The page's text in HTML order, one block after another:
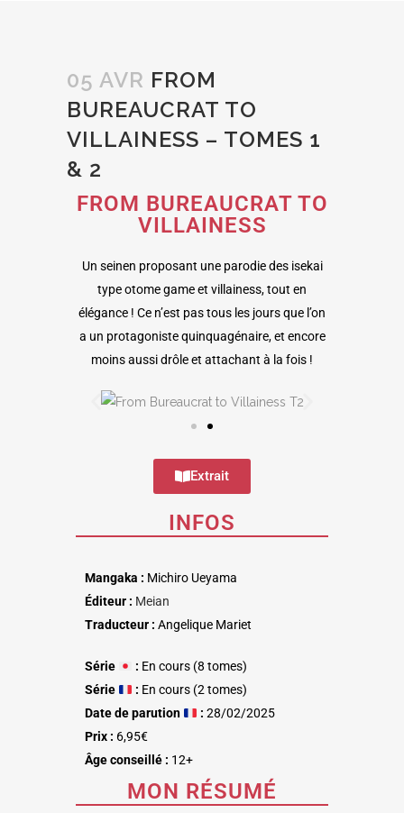
05 AVR FROM
BUREAUCRAT TO
VILLAINESS – TOMES 1
& 2
FROM BUREAUCRAT TO
VILLAINESS
Un seinen proposant une parodie des isekai
type otome game et villainess, tout en
élégance ! Ce n’est pas tous les jours que l’on
a un protagoniste quinquagénaire, et encore
moins aussi drôle et attachant à la fois !
Extrait
INFOS
Mangaka : Michiro Ueyama
Éditeur : Meian
Traducteur : Angelique Mariet
Série : En cours (8 tomes)
Série
: En cours (2 tomes)
Date de parution
: 28/02/2025
Prix : 6,95€
Âge conseillé : 12+
MON RÉSUMÉ